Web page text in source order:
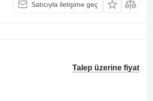
Satıcıyla iletişime geç
Talep üzerine fiyat